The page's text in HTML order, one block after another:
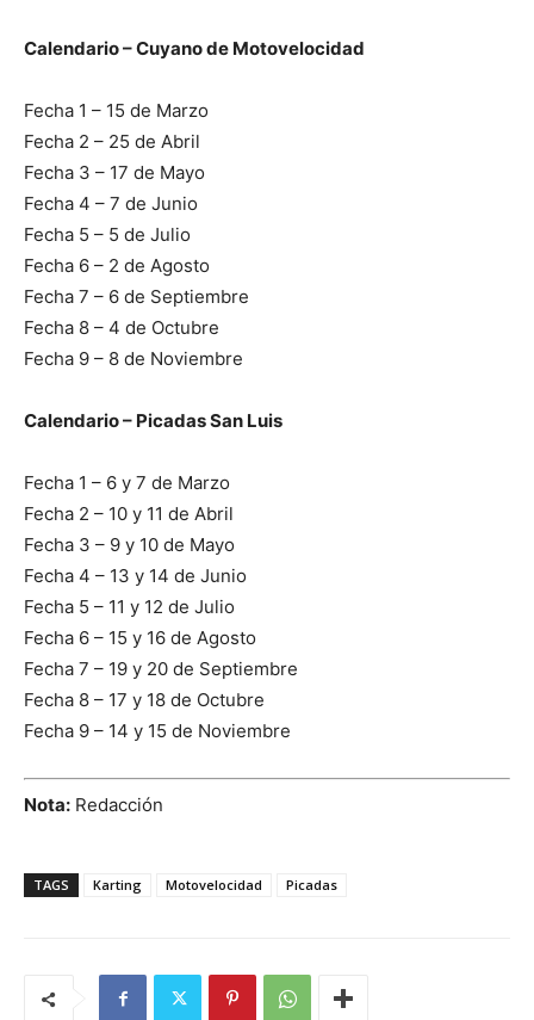
Calendario – Cuyano de Motovelocidad
Fecha 1 – 15 de Marzo
Fecha 2 – 25 de Abril
Fecha 3 – 17 de Mayo
Fecha 4 – 7 de Junio
Fecha 5 – 5 de Julio
Fecha 6 – 2 de Agosto
Fecha 7 – 6 de Septiembre
Fecha 8 – 4 de Octubre
Fecha 9 – 8 de Noviembre
Calendario – Picadas San Luis
Fecha 1 – 6 y 7 de Marzo
Fecha 2 – 10 y 11 de Abril
Fecha 3 – 9 y 10 de Mayo
Fecha 4 – 13 y 14 de Junio
Fecha 5 – 11 y 12 de Julio
Fecha 6 – 15 y 16 de Agosto
Fecha 7 – 19 y 20 de Septiembre
Fecha 8 – 17 y 18 de Octubre
Fecha 9 – 14 y 15 de Noviembre
Nota: Redacción
TAGS Karting Motovelocidad Picadas